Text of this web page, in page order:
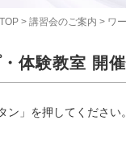
TOP> 講習会のご案内 > ワ
体験教室 開
ン」を押してください